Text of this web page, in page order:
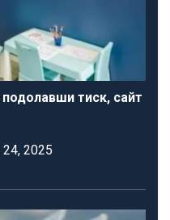
подолавши тиск, сайт
24, 2025